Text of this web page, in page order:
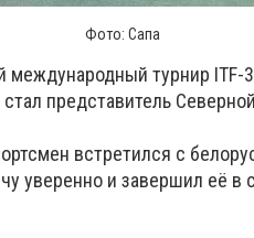
Фото: Сапа
турнир ITF-
представитель
встретился с
уверенно и завершил её в